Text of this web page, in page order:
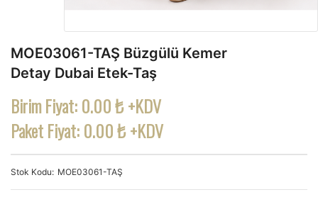
MOE03061-TAŞ Büzgülü Kemer
Detay Dubai Etek-Taş
Birim Fiyat:0.00 ₺ +KDV
Paket Fiyat:0.00 ₺ +KDV
Stok Kodu MOE03061-TAŞ